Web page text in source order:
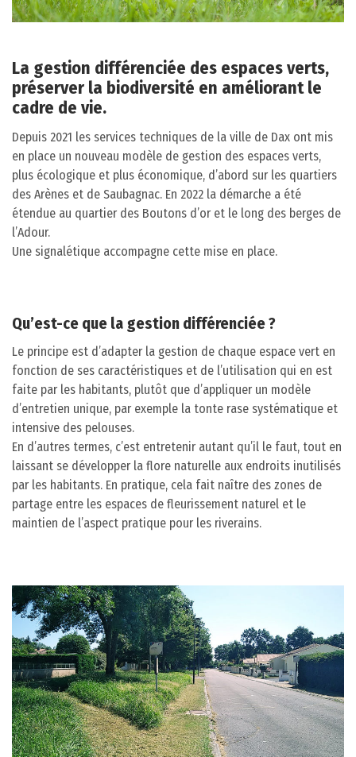
La gestion différenciée des espaces verts,
préserver la biodiversité en améliorant le
cadre de vie.
Depuis 2021 les services techniques de la ville de Dax ont mis
en place un nouveau modèle de gestion des espaces verts,
plus écologique et plus économique, d’abord sur les quartiers
des Arènes et de Saubagnac. En 2022 la démarche a été
étendue au quartier des Boutons d’or et le long des berges de
l’Adour.
Une signalétique accompagne cette mise en place.
Qu’est-ce que la gestion différenciée ?
Le principe est d’adapter la gestion de chaque espace vert en
fonction de ses caractéristiques et de l’utilisation qui en est
faite par les habitants, plutôt que d’appliquer un modèle
d’entretien unique, par exemple la tonte rase systématique et
intensive des pelouses.
En d’autres termes, c’est entretenir autant qu’il le faut, tout en
laissant se développer la flore naturelle aux endroits inutilisés
par les habitants. En pratique, cela fait naître des zones de
partage entre les espaces de fleurissement naturel et le
maintien de l’aspect pratique pour les riverains.